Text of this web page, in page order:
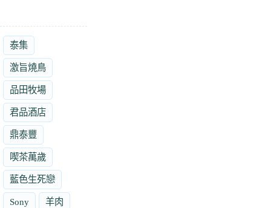
泰集
激旨燒鳥
品田牧場
君品酒店
鼎泰豐
喫茶萬歲
藍色生死戀
Sony 羊肉